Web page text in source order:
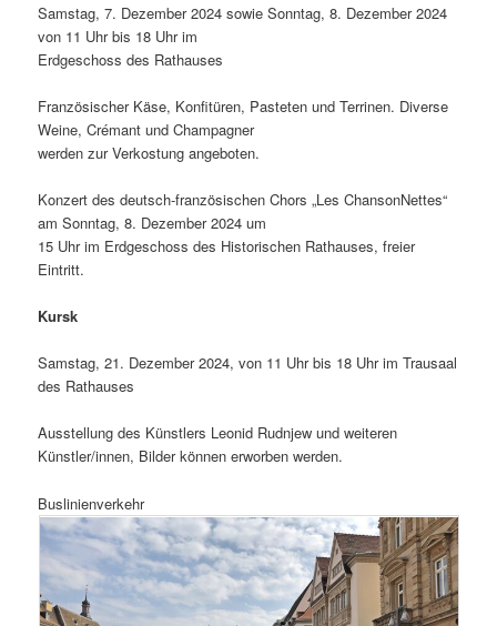
Samstag, 7. Dezember 2024 sowie Sonntag, 8. Dezember 2024
von 11 Uhr bis 18 Uhr im
Erdgeschoss des Rathauses
Französischer Käse, Konfitüren, Pasteten und Terrinen. Diverse
Weine, Crémant und Champagner
werden zur Verkostung angeboten.
Konzert des deutsch-französischen Chors „Les ChansonNettes“
am Sonntag, 8. Dezember 2024 um
15 Uhr im Erdgeschoss des Historischen Rathauses, freier
Eintritt.
Kursk
Samstag, 21. Dezember 2024, von 11 Uhr bis 18 Uhr im Trausaal
des Rathauses
Ausstellung des Künstlers Leonid Rudnjew und weiteren
Künstler/innen, Bilder können erworben werden.
Buslinienverkehr